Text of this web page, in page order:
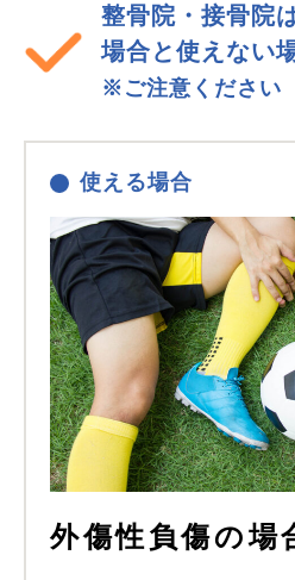
整骨院・接骨院
場合と使えない
※ご注意ください
使える場合
外傷性負傷の場